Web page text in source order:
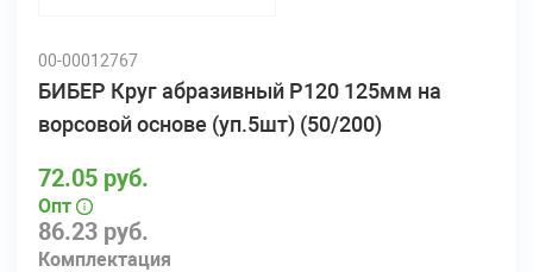
00-00012767
БИБЕР Круг абразивный Р120 125мм на
ворсовой основе (уп.5шт) (50/200)
86.23 руб.
Комплектация
72.05 руб.
Опт